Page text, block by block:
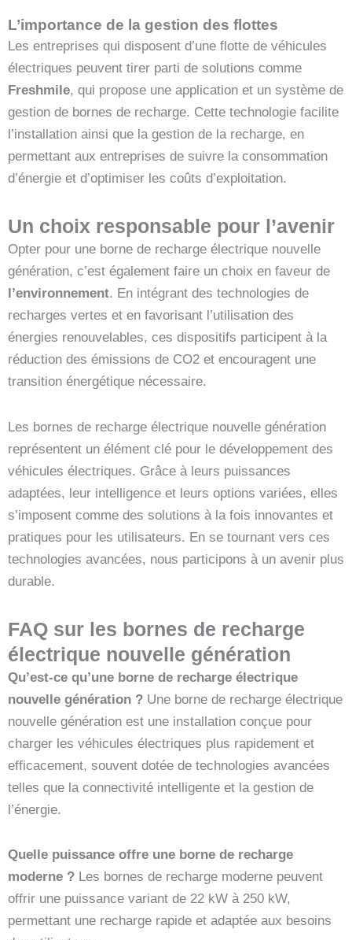
L’importance de la gestion des flottes
Les entreprises qui disposent d’une flotte de véhicules
électriques peuvent tirer parti de solutions comme
Freshmile, qui propose une application et un système de
gestion de bornes de recharge. Cette technologie facilite
l’installation ainsi que la gestion de la recharge, en
permettant aux entreprises de suivre la consommation
d’énergie et d’optimiser les coûts d’exploitation.
Un choix responsable pour l’avenir
Opter pour une borne de recharge électrique nouvelle
génération, c’est également faire un choix en faveur de
l’environnement. En intégrant des technologies de
recharges vertes et en favorisant l’utilisation des
énergies renouvelables, ces dispositifs participent à la
réduction des émissions de CO2 et encouragent une
transition énergétique nécessaire.
Les bornes de recharge électrique nouvelle génération
représentent un élément clé pour le développement des
véhicules électriques. Grâce à leurs puissances
adaptées, leur intelligence et leurs options variées, elles
s’imposent comme des solutions à la fois innovantes et
pratiques pour les utilisateurs. En se tournant vers ces
technologies avancées, nous participons à un avenir plus
durable.
FAQ sur les bornes de recharge
électrique nouvelle génération
Qu’est-ce qu’une borne de recharge électrique
nouvelle génération ? Une borne de recharge électrique
nouvelle génération est une installation conçue pour
charger les véhicules électriques plus rapidement et
efficacement, souvent dotée de technologies avancées
telles que la connectivité intelligente et la gestion de
l’énergie.
Quelle puissance offre une borne de recharge
moderne ? Les bornes de recharge moderne peuvent
offrir une puissance variant de 22 kW à 250 kW,
permettant une recharge rapide et adaptée aux besoins